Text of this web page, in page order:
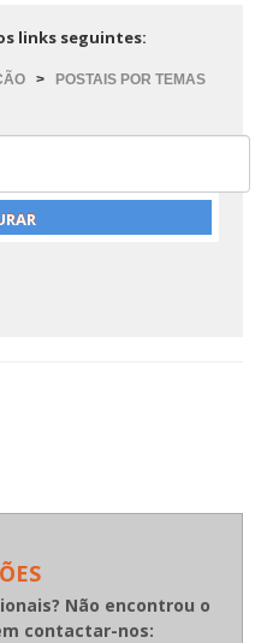
links seguintes:
>
POSTAIS POR TEMAS
Não encontrou o
contactar-nos: